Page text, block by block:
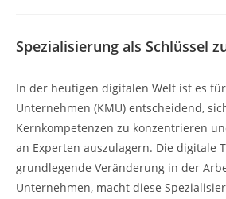
Spezialisierung als Schlüssel
In der heutigen digitalen Welt ist es
Unternehmen (KMU) entscheidend,
Kernkompetenzen zu konzentrieren
an Experten auszulagern. Die digitale
grundlegende Veränderung in der
Unternehmen, macht diese